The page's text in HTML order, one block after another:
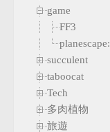
game
FF3
succulent
taboocat
Tech
多肉植物
旅遊